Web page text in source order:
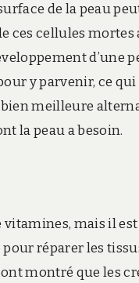
de la peau
ces cellules
d’une
y parvenir, ce
bien meilleure
la peau a besoin.
vitamines, mais il
réparer les
montré que les